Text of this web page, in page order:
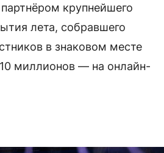
крупнейшего
лета, собравшего
в знаковом месте
миллионов — на онлайн-